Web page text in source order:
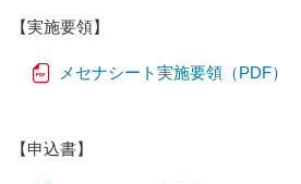
【実施要領】
メセナシート実施要領（PDF）
【申込書】